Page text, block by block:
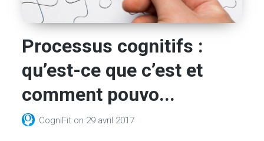
Processus cognitifs :
qu’est-ce que c’est et
comment pouvo...
CogniFit on 29 avril 2017